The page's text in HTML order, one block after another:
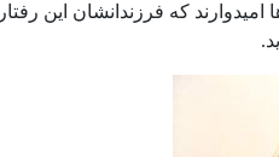
که فرزندانشان این رفتار